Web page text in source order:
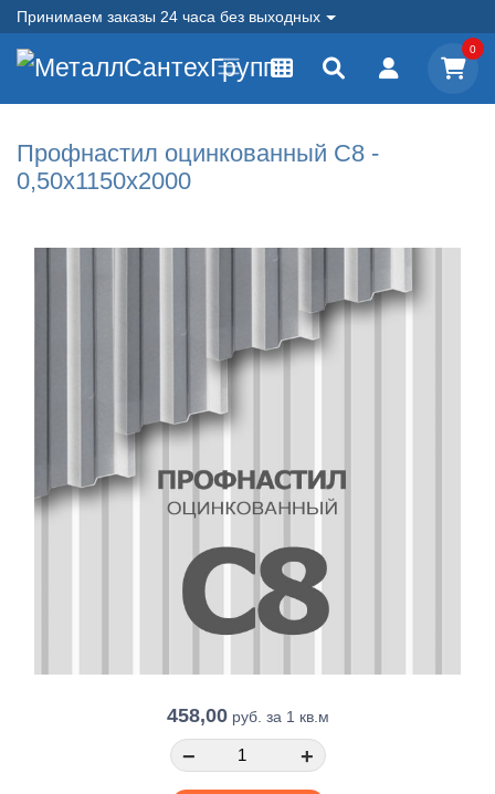
Принимаем заказы 24 часа без выходных
0
Профнастил оцинкованный С8 -
0,50x1150x2000
458,00руб. за 1 кв.м
− +